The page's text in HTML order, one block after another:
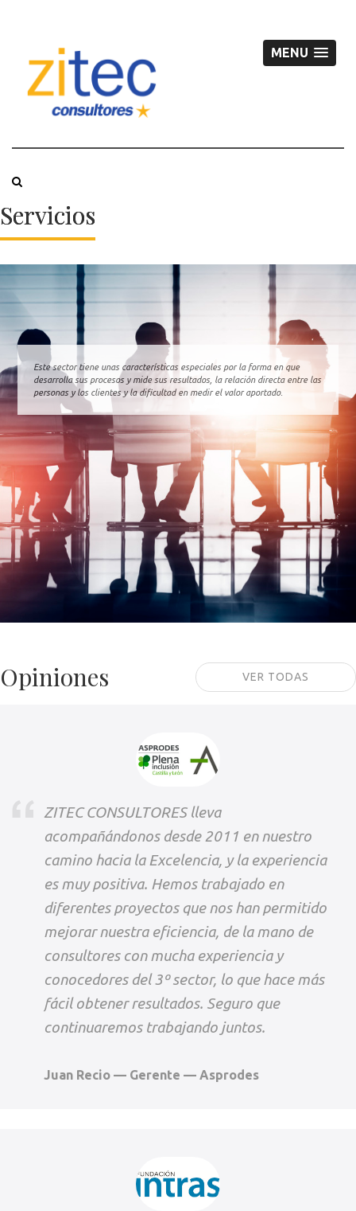
MENU
Servicios
Este sector tiene unas características especiales por la forma en que
desarrolla sus procesos y mide sus resultados, la relación directa entre las
personas y los clientes y la dificultad en medir el valor aportado.
Opiniones VER TODAS
ZITEC CONSULTORES lleva
acompañándonos desde 2011 en nuestro
camino hacia la Excelencia, y la experiencia
es muy positiva. Hemos trabajado en
diferentes proyectos que nos han permitido
mejorar nuestra eficiencia, de la mano de
consultores con mucha experiencia y
conocedores del 3º sector, lo que hace más
fácil obtener resultados. Seguro que
continuaremos trabajando juntos.
Juan Recio — Gerente — Asprodes